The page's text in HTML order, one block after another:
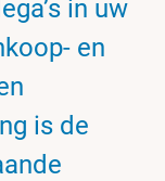
in uw
en
is de